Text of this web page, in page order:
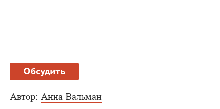
Обсудить
Автор: Анна Вальман